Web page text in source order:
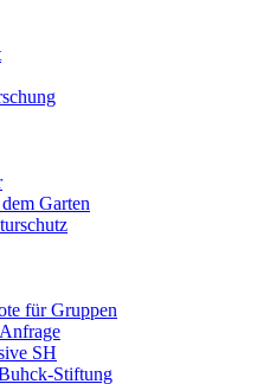
Garten
für Gruppen
SH
Stiftung